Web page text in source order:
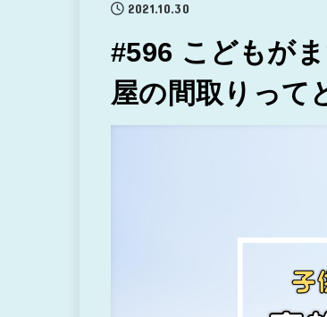
2021.10.30
#596 こどもが
屋の間取りって